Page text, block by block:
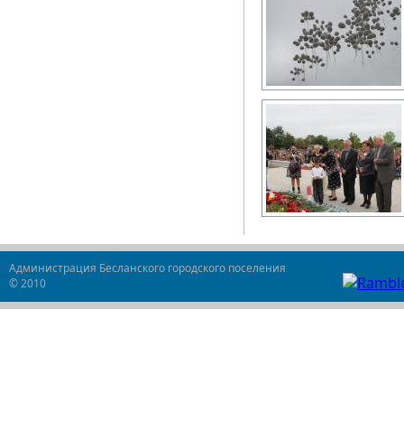
Администрация Бесланского городского поселения
© 2010